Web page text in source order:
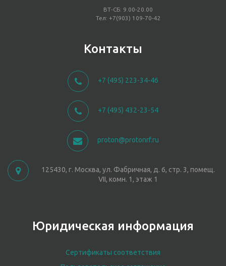
ВТ-СБ: 9.00-20.00
Тел: +7(903) 109-70-42
Контакты
+7 (495) 223-34-46
+7 (495) 432-23-54
proton@protonrf.ru
125430, г. Москва, ул. Фабричная, д. 6, стр. 3, помещ.
VII, комн. 1, этаж 1
Юридическая информация
Сертификаты соответствия